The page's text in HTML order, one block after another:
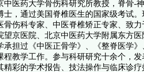
中医药大学骨伤科研究所教授，脊骨-
士，通过美国脊椎医生的国家级考试
骨伤科专家、中医脊椎矫正专家、致
望京医院、北京中医药大学附属东方
承担过《中医正骨学》、《整脊医学
程教学工作。参与科研研究十余个，
精彩的学术报告、技法操作与临床诊